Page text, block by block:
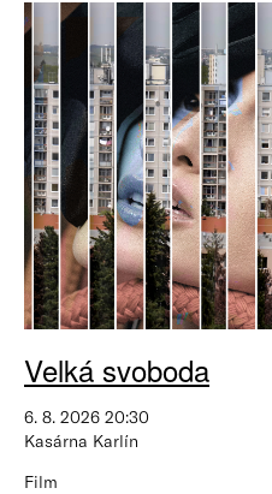
Velká svoboda
6. 8. 2026 20:30
Kasárna Karlín
Film